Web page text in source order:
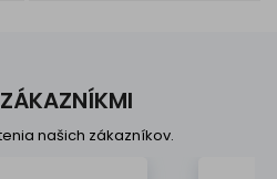
našich zákazníkov.